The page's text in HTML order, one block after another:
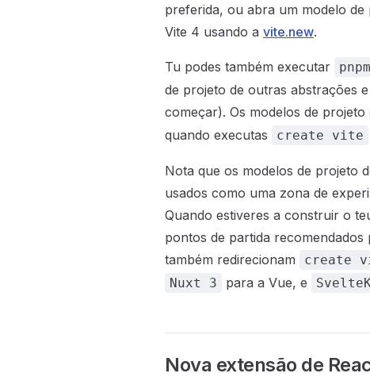
preferida, ou abra um modelo
Vite 4 usando a vite.new.
Tu podes também executar
de projeto de outras abstrações
começar). Os modelos de projeto
quando executas
create vite
Nota que os modelos de projeto
usados como uma zona de
Quando estiveres a construir o
pontos de partida
também redirecionam
create
Nuxt 3 para a Vue, e
Nova extensão de